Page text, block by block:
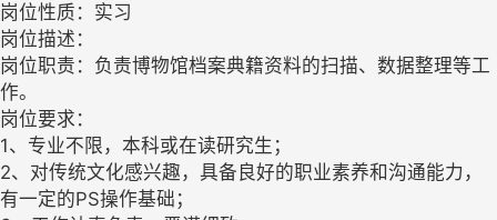
岗位性质：实习
岗位描述：
岗位职责：负责博物馆档案典籍资料的扫描、数据整理等工
作。
岗位要求：
1、专业不限，本科或在读研究生；
2、对传统文化感兴趣，具备良好的职业素养和沟通能力，
有一定的PS操作基础；